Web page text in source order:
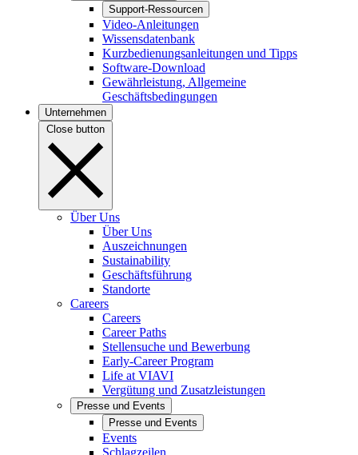
Support-Ressourcen
Video-Anleitungen
Wissensdatenbank
Kurzbedienungsanleitungen und Tipps
Software-Download
Gewährleistung, Allgemeine
Geschäftsbedingungen
Unternehmen
Close button
Über Uns
Über Uns
Auszeichnungen
Sustainability
Geschäftsführung
Standorte
Careers
Careers
Career Paths
Stellensuche und Bewerbung
Early-Career Program
Life at VIAVI
Vergütung und Zusatzleistungen
Presse und Events
Presse und Events
Events